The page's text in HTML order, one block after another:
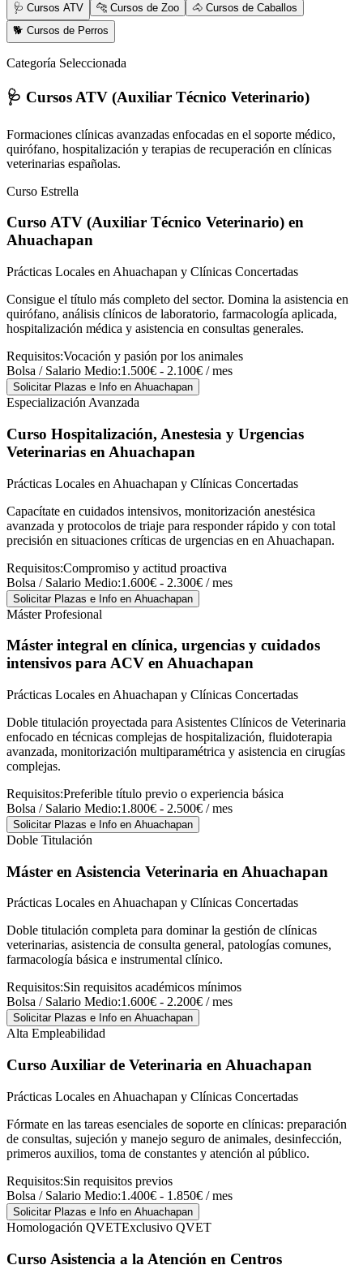
🩺 Cursos ATV 🐆 Cursos de Zoo
🐴 Cursos de Caballos
🐕 Cursos de Perros
Categoría Seleccionada
🩺 Cursos ATV (Auxiliar Técnico Veterinario)
Formaciones clínicas avanzadas enfocadas en el soporte médico,
quirófano, hospitalización y terapias de recuperación en clínicas
veterinarias españolas.
Curso Estrella
Curso ATV (Auxiliar Técnico Veterinario) en
Ahuachapan
Prácticas Locales en Ahuachapan y Clínicas Concertadas
Consigue el título más completo del sector. Domina la asistencia en
quirófano, análisis clínicos de laboratorio, farmacología aplicada,
hospitalización médica y asistencia en consultas generales.
Requisitos:Vocación y pasión por los animales
Bolsa / Salario Medio:1.500€ - 2.100€ / mes
Solicitar Plazas e Info en Ahuachapan
Especialización Avanzada
Curso Hospitalización, Anestesia y Urgencias
Veterinarias en Ahuachapan
Prácticas Locales en Ahuachapan y Clínicas Concertadas
Capacítate en cuidados intensivos, monitorización anestésica
avanzada y protocolos de triaje para responder rápido y con total
precisión en situaciones críticas de urgencias en en Ahuachapan.
Requisitos:Compromiso y actitud proactiva
Bolsa / Salario Medio:1.600€ - 2.300€ / mes
Solicitar Plazas e Info en Ahuachapan
Máster Profesional
Máster integral en clínica, urgencias y cuidados
intensivos para ACV en Ahuachapan
Prácticas Locales en Ahuachapan y Clínicas Concertadas
Doble titulación proyectada para Asistentes Clínicos de Veterinaria
enfocado en técnicas complejas de hospitalización, fluidoterapia
avanzada, monitorización multiparamétrica y asistencia en cirugías
complejas.
Requisitos:Preferible título previo o experiencia básica
Bolsa / Salario Medio:1.800€ - 2.500€ / mes
Solicitar Plazas e Info en Ahuachapan
Doble Titulación
Máster en Asistencia Veterinaria en Ahuachapan
Prácticas Locales en Ahuachapan y Clínicas Concertadas
Doble titulación completa para dominar la gestión de clínicas
veterinarias, asistencia de consulta general, patologías comunes,
farmacología básica e instrumental clínico.
Requisitos:Sin requisitos académicos mínimos
Bolsa / Salario Medio:1.600€ - 2.200€ / mes
Solicitar Plazas e Info en Ahuachapan
Alta Empleabilidad
Curso Auxiliar de Veterinaria en Ahuachapan
Prácticas Locales en Ahuachapan y Clínicas Concertadas
Fórmate en las tareas esenciales de soporte en clínicas: preparación
de consultas, sujeción y manejo seguro de animales, desinfección,
primeros auxilios, toma de constantes y atención al público.
Requisitos:Sin requisitos previos
Bolsa / Salario Medio:1.400€ - 1.850€ / mes
Solicitar Plazas e Info en Ahuachapan
Homologación QVETExclusivo QVET
Curso Asistencia a la Atención en Centros